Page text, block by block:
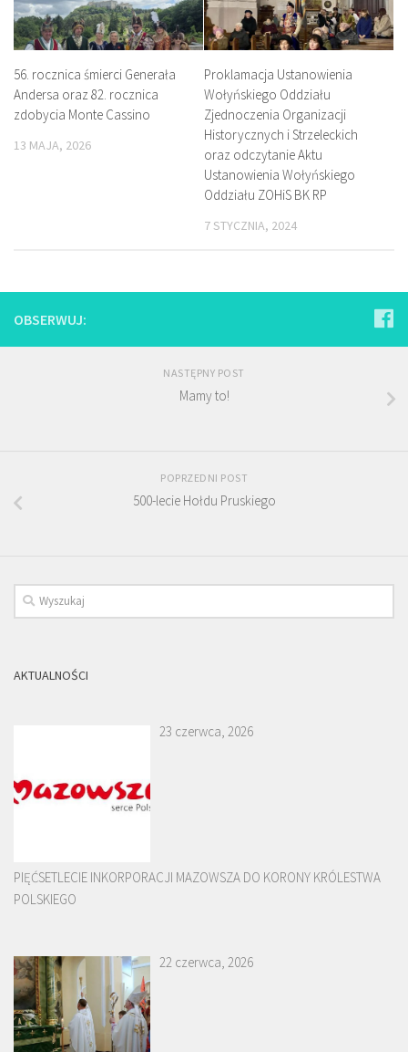
56. rocznica śmierci Generała
Andersa oraz 82. rocznica
zdobycia Monte Cassino
13 MAJA, 2026
Proklamacja Ustanowienia
Wołyńskiego Oddziału
Zjednoczenia Organizacji
Historycznych i Strzeleckich
oraz odczytanie Aktu
Ustanowienia Wołyńskiego
Oddziału ZOHiS BK RP
7 STYCZNIA, 2024
OBSERWUJ:
NASTĘPNY POST
Mamy to!
POPRZEDNI POST
500-lecie Hołdu Pruskiego
AKTUALNOŚCI
23 czerwca, 2026
PIĘĆSETLECIE INKORPORACJI MAZOWSZA DO KORONY KRÓLESTWA
POLSKIEGO
22 czerwca, 2026